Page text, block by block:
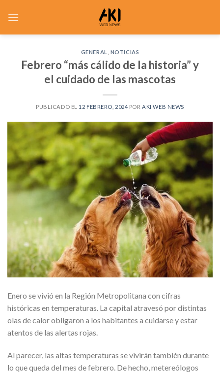
GENERAL NOTICIAS
Febrero “más cálido de la historia” y
el cuidado de las mascotas
PUBLICADO EL 12 FEBRERO, 2024 POR AKI WEB NEWS
Enero se vivió en la Región Metropolitana con cifras
históricas en temperaturas. La capital atravesó por distintas
olas de calor obligaron a los habitantes a cuidarse y estar
atentos de las alertas rojas.
Al parecer, las altas temperaturas se vivirán también durante
lo que queda del mes de febrero. De hecho, metereólogos